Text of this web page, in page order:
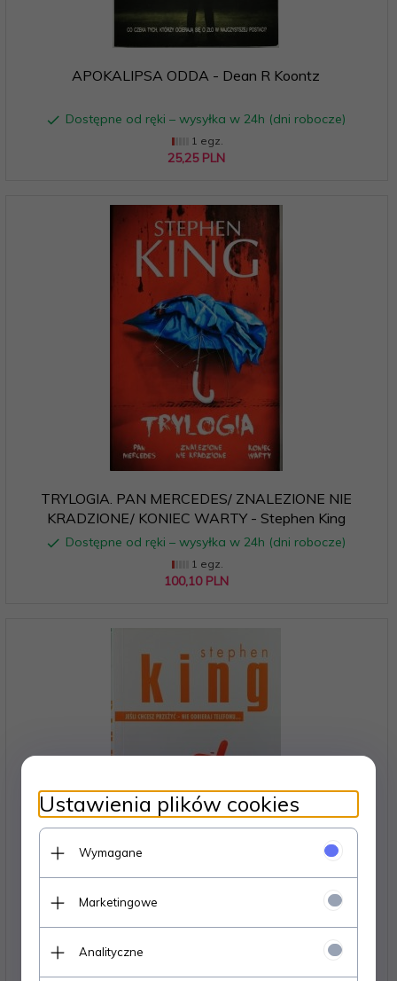
APOKALIPSA ODDA - Dean R Koontz
Dostępne od ręki – wysyłka w 24h (dni robocze)
1 egz.
25,25 PLN
TRYLOGIA. PAN MERCEDES/ ZNALEZIONE NIE
KRADZIONE/ KONIEC WARTY - Stephen King
Dostępne od ręki – wysyłka w 24h (dni robocze)
1 egz.
100,10 PLN
Ustawienia plików cookies
Wymagane
Marketingowe
Analityczne